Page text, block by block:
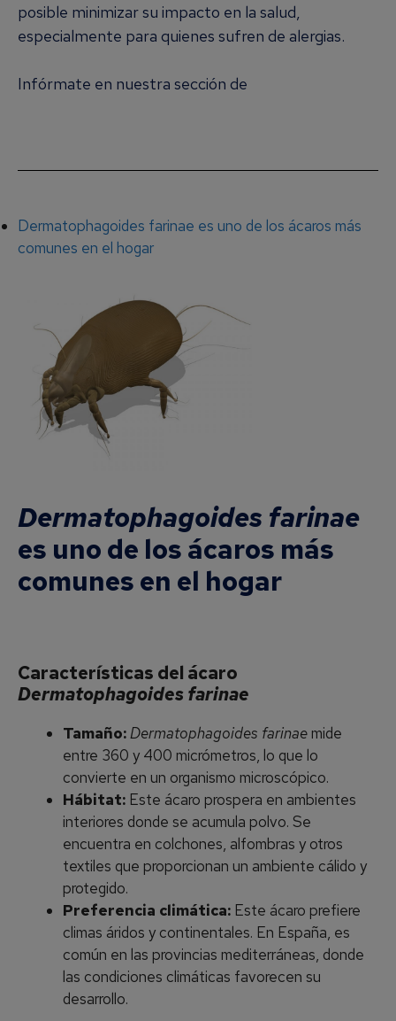
posible minimizar su impacto en la salud,
especialmente para quienes sufren de alergias.
Infórmate en nuestra sección de
Dermatophagoides farinae es uno de los ácaros más
comunes en el hogar
Dermatophagoides farinae
es uno de los ácaros más
comunes en el hogar
Características del ácaro
Dermatophagoides farinae
Tamaño:Dermatophagoides farinae mide
entre 360 y 400 micrómetros, lo que lo
convierte en un organismo microscópico.
Hábitat: Este ácaro prospera en ambientes
interiores donde se acumula polvo. Se
encuentra en colchones, alfombras y otros
textiles que proporcionan un ambiente cálido y
protegido.
Preferencia climática: Este ácaro prefiere
climas áridos y continentales. En España, es
común en las provincias mediterráneas, donde
las condiciones climáticas favorecen su
desarrollo.